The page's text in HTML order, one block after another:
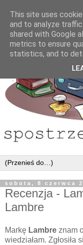
sobota, 8 czerwca
Recenzja -
Lambre
Markę Lambre znam
wiedziałam.
This site uses
and to analyze
shared with Google
metrics to ensure
statistics, and to